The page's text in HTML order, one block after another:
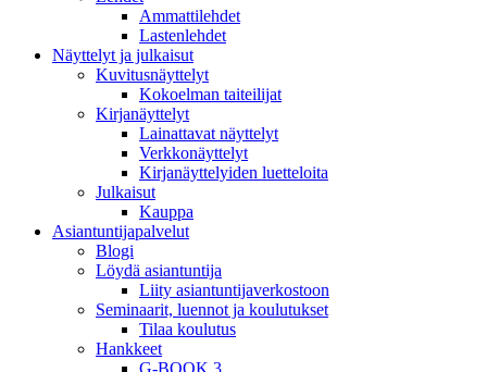
Ammattilehdet
Lastenlehdet
Näyttelyt ja julkaisut
Kuvitusnäyttelyt
Kokoelman taiteilijat
Kirjanäyttelyt
Lainattavat näyttelyt
Verkkonäyttelyt
Kirjanäyttelyiden luetteloita
Julkaisut
Kauppa
Asiantuntija­palvelut
Blogi
Löydä asiantuntija
Liity asiantuntijaverkostoon
Seminaarit, luennot ja koulutukset
Tilaa koulutus
Hankkeet
G-BOOK 3